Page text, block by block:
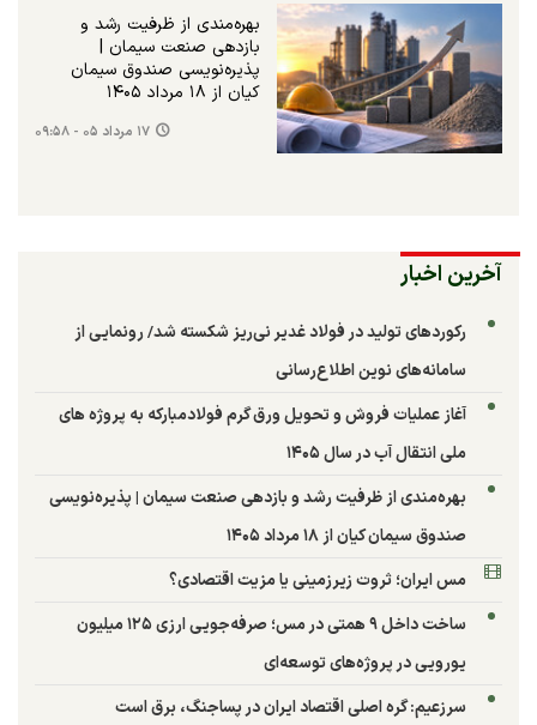
بهره‌مندی از ظرفیت رشد و
بازدهی صنعت سیمان |
پذیره‌نویسی صندوق سیمان
کیان از ۱۸ مرداد ۱۴۰۵
۱۷ مرداد ۰۵ - ۰۹:۵۸
آخرین اخبار
رکوردهای تولید در فولاد غدیر نی‌ریز شکسته شد/ رونمایی از
سامانه‌های نوین اطلاع‌رسانی
آغاز عملیات فروش و تحویل ورق گرم فولادمبارکه به پروژه های
ملی انتقال آب در سال ۱۴۰۵
بهره‌مندی از ظرفیت رشد و بازدهی صنعت سیمان | پذیره‌نویسی
صندوق سیمان کیان از ۱۸ مرداد ۱۴۰۵
مس ایران؛ ثروت زیرزمینی یا مزیت اقتصادی؟
ساخت داخل ۹ همتی در مس؛ صرفه‌جویی ارزی ۱۲۵ میلیون
یورویی در پروژه‌های توسعه‌ای
سرزعیم: گره اصلی اقتصاد ایران در پساجنگ، برق است